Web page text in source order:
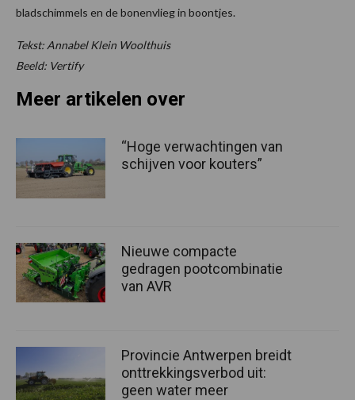
bladschimmels en de bonenvlieg in boontjes.
Tekst: Annabel Klein Woolthuis
Beeld: Vertify
Meer artikelen over
“Hoge verwachtingen van
schijven voor kouters”
Nieuwe compacte
gedragen pootcombinatie
van AVR
Provincie Antwerpen breidt
onttrekkingsverbod uit:
geen water meer